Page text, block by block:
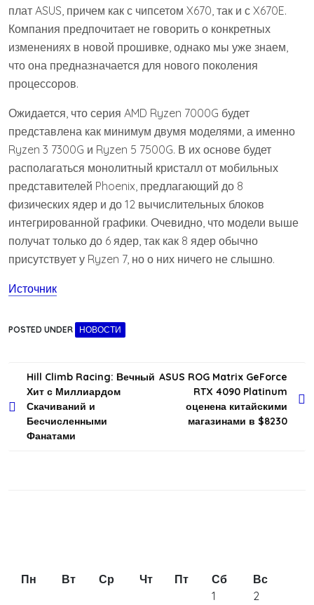
плат ASUS, причем как с чипсетом X670, так и с X670E.
Компания предпочитает не говорить о конкретных
изменениях в новой прошивке, однако мы уже знаем,
что она предназначается для нового поколения
процессоров.
Ожидается, что серия AMD Ryzen 7000G будет
представлена как минимум двумя моделями, а именно
Ryzen 3 7300G и Ryzen 5 7500G. В их основе будет
располагаться монолитный кристалл от мобильных
представителей Phoenix, предлагающий до 8
физических ядер и до 12 вычислительных блоков
интегрированной графики. Очевидно, что модели выше
получат только до 6 ядер, так как 8 ядер обычно
присутствует у Ryzen 7, но о них ничего не слышно.
Источник
POSTED UNDER НОВОСТИ
Навигация
по
записям
Hill Climb Racing: Вечный
Хит с Миллиардом
Скачиваний и
Бесчисленными
Фанатами
ASUS ROG Matrix GeForce
RTX 4090 Platinum
оценена китайскими
магазинами в $8230
Пн Вт Ср Чт Пт Сб
Вс
1
2